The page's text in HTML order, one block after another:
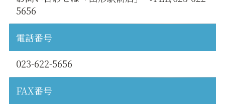
5656
電話番号
023-622-5656
FAX番号